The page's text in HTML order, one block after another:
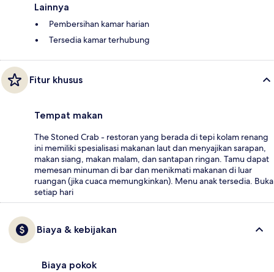
Lainnya
Pembersihan kamar harian
Tersedia kamar terhubung
Fitur khusus
Tempat makan
The Stoned Crab - restoran yang berada di tepi kolam renang
ini memiliki spesialisasi makanan laut dan menyajikan sarapan,
makan siang, makan malam, dan santapan ringan. Tamu dapat
memesan minuman di bar dan menikmati makanan di luar
ruangan (jika cuaca memungkinkan). Menu anak tersedia. Buka
setiap hari
Biaya & kebijakan
Biaya pokok